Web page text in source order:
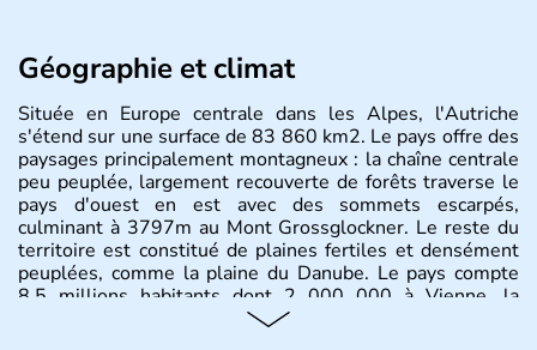
Géographie et climat
Située en Europe centrale dans les Alpes, l'Autriche
s'étend sur une surface de 83 860 km2. Le pays offre des
paysages principalement montagneux : la chaîne centrale
peu peuplée, largement recouverte de forêts traverse le
pays d'ouest en est avec des sommets escarpés,
culminant à 3797m au Mont Grossglockner. Le reste du
territoire est constitué de plaines fertiles et densément
peuplées, comme la plaine du Danube. Le pays compte
8.5 millions habitants dont 2 000 000 à Vienne, la